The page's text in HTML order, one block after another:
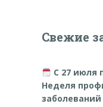
Свежие
С 27 июля
Неделя